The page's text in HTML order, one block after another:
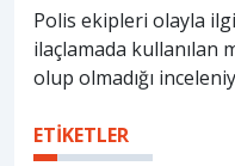
Polis ekipleri olayla
ilaçlamada kullanılan
olup olmadığı
ETİKETLER